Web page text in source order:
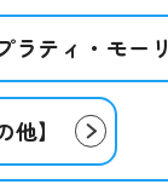
ラティ・モー
他】